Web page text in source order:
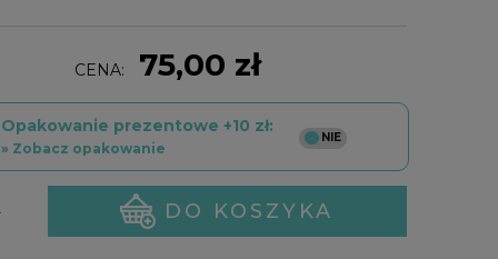
CENA: 75,00 zł
Opakowanie prezentowe +10 zł:
» Zobacz opakowanie
DO KOSZYKA